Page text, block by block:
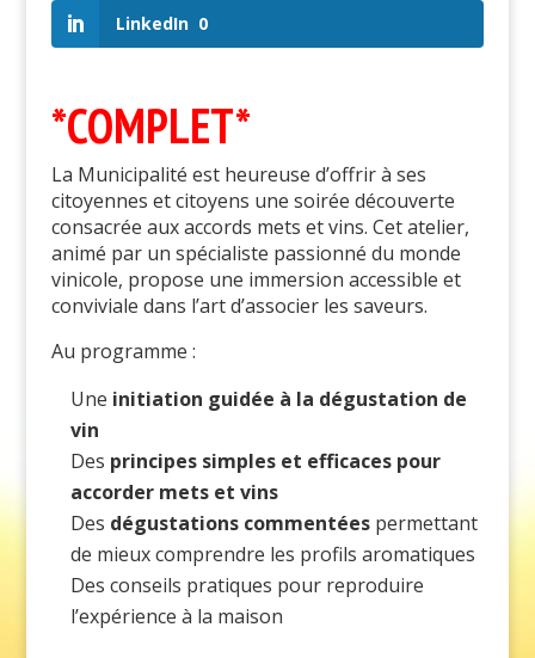
LinkedIn 0
*COMPLET*
La Municipalité est heureuse d’offrir à ses
citoyennes et citoyens une soirée découverte
consacrée aux accords mets et vins. Cet atelier,
animé par un spécialiste passionné du monde
vinicole, propose une immersion accessible et
conviviale dans l’art d’associer les saveurs.
Au programme :
Une initiation guidée à la dégustation de
vin
Des principes simples et efficaces pour
accorder mets et vins
Des dégustations commentéespermettant
de mieux comprendre les profils aromatiques
Des conseils pratiques pour reproduire
l’expérience à la maison